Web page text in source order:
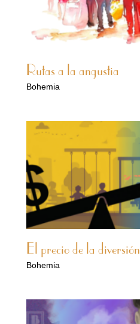
Rutas a la angustia
Bohemia
El precio de la diversión
Bohemia